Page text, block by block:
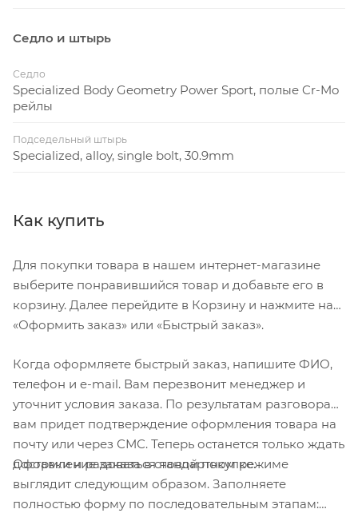
Седло и штырь
Седло
Specialized Body Geometry Power Sport, полые Cr-Mo
рейлы
Подседельный штырь
Specialized, alloy, single bolt, 30.9mm
Как купить
Для покупки товара в нашем интернет-магазине
выберите понравившийся товар и добавьте его в
корзину. Далее перейдите в Корзину и нажмите на
«Оформить заказ» или «Быстрый заказ».
Когда оформляете быстрый заказ, напишите ФИО,
телефон и e-mail. Вам перезвонит менеджер и
уточнит условия заказа. По результатам разговора
вам придет подтверждение оформления товара на
почту или через СМС. Теперь останется только ждать
доставки и радоваться новой покупке.
Оформление заказа в стандартном режиме
выглядит следующим образом. Заполняете
полностью форму по последовательным этапам: